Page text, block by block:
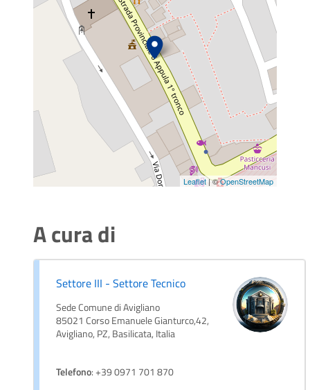
Leaflet| ©OpenStreetMap
A cura di
Settore III - Settore Tecnico
Sede Comune di Avigliano
85021 Corso Emanuele Gianturco,42,
Avigliano, PZ, Basilicata, Italia
Telefono: +39 0971 701 870